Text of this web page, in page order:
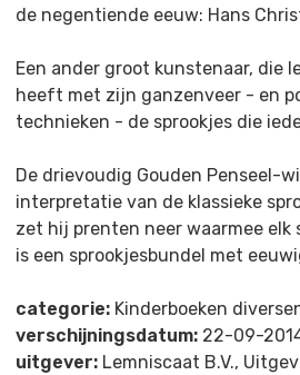
de negentiende eeuw: Hans
Een ander groot kunstenaar,
heeft met zijn ganzenveer - en
technieken - de sprookjes die
De drievoudig Gouden
interpretatie van de klassieke
zet hij prenten neer waarmee
is een sprookjesbundel met
categorie: Kinderboeken
verschijningsdatum: 22-09-
uitgever: Lemniscaat B.V.,